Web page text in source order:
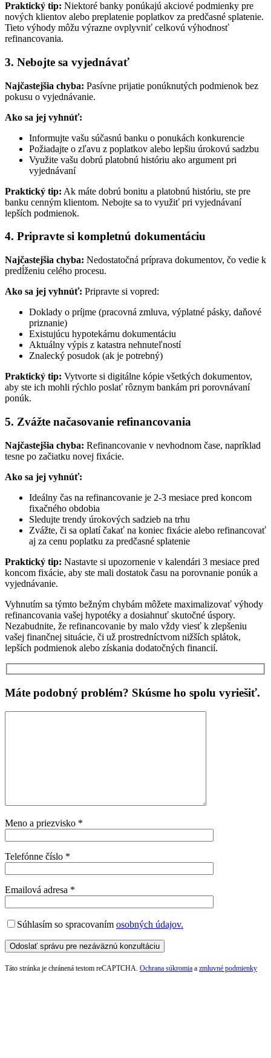
Praktický tip: Niektoré banky ponúkajú akciové podmienky pre
nových klientov alebo preplatenie poplatkov za predčasné splatenie.
Tieto výhody môžu výrazne ovplyvniť celkovú výhodnosť
refinancovania.
3. Nebojte sa vyjednávať
Najčastejšia chyba: Pasívne prijatie ponúknutých podmienok bez
pokusu o vyjednávanie.
Ako sa jej vyhnúť:
Informujte vašu súčasnú banku o ponukách konkurencie
Požiadajte o zľavu z poplatkov alebo lepšiu úrokovú sadzbu
Využite vašu dobrú platobnú históriu ako argument pri
vyjednávaní
Praktický tip: Ak máte dobrú bonitu a platobnú históriu, ste pre
banku cenným klientom. Nebojte sa to využiť pri vyjednávaní
lepších podmienok.
4. Pripravte si kompletnú dokumentáciu
Najčastejšia chyba: Nedostatočná príprava dokumentov, čo vedie k
predĺženiu celého procesu.
Ako sa jej vyhnúť: Pripravte si vopred:
Doklady o príjme (pracovná zmluva, výplatné pásky, daňové
priznanie)
Existujúcu hypotekárnu dokumentáciu
Aktuálny výpis z katastra nehnuteľností
Znalecký posudok (ak je potrebný)
Praktický tip: Vytvorte si digitálne kópie všetkých dokumentov,
aby ste ich mohli rýchlo poslať rôznym bankám pri porovnávaní
ponúk.
5. Zvážte načasovanie refinancovania
Najčastejšia chyba: Refinancovanie v nevhodnom čase, napríklad
tesne po začiatku novej fixácie.
Ako sa jej vyhnúť:
Ideálny čas na refinancovanie je 2-3 mesiace pred koncom
fixačného obdobia
Sledujte trendy úrokových sadzieb na trhu
Zvážte, či sa oplatí čakať na koniec fixácie alebo refinancovať
aj za cenu poplatku za predčasné splatenie
Praktický tip: Nastavte si upozornenie v kalendári 3 mesiace pred
koncom fixácie, aby ste mali dostatok času na porovnanie ponúk a
vyjednávanie.
Vyhnutím sa týmto bežným chybám môžete maximalizovať výhody
refinancovania vašej hypotéky a dosiahnuť skutočné úspory.
Nezabudnite, že refinancovanie by malo vždy viesť k zlepšeniu
vašej finančnej situácie, či už prostredníctvom nižších splátok,
lepších podmienok alebo získania dodatočných financií.
Máte podobný problém? Skúsme ho spolu vyriešiť.
Meno a priezvisko *
Telefónne číslo *
Emailová adresa *
Súhlasím so spracovaním osobných údajov.
Táto stránka je chránená testom reCAPTCHA. Ochrana súkromia a zmluvné podmienky